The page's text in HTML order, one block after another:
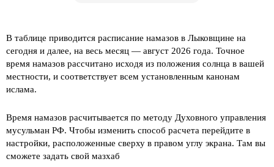
В таблице приводится расписание намазов в Лыковщине на
сегодня и далее, на весь месяц — август 2026 года. Точное
время намазов рассчитано исходя из положения солнца в вашей
местности, и соответствует всем установленным канонам
ислама.
Время намазов расчитывается по методу Духовного управления
мусульман РФ. Чтобы изменить способ расчета перейдите в
настройки, расположенные сверху в правом углу экрана. Там вы
сможете задать свой мазхаб